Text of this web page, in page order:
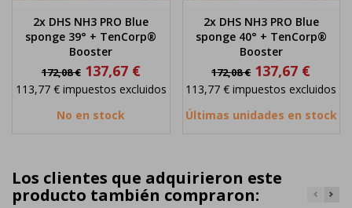
2x DHS NH3 PRO Blue
sponge 39° + TenCorp®
Booster
Precio
base
172,08 € Precio
137,67 €
113,77 € impuestos excluidos
No en stock
2x DHS NH3 PRO Blue
sponge 40° + TenCorp®
Booster
Precio
base
172,08 € Precio
137,67 €
113,77 €impuestos excluidos
Últimas unidades en stock
Los clientes que adquirieron este
producto también compraron: